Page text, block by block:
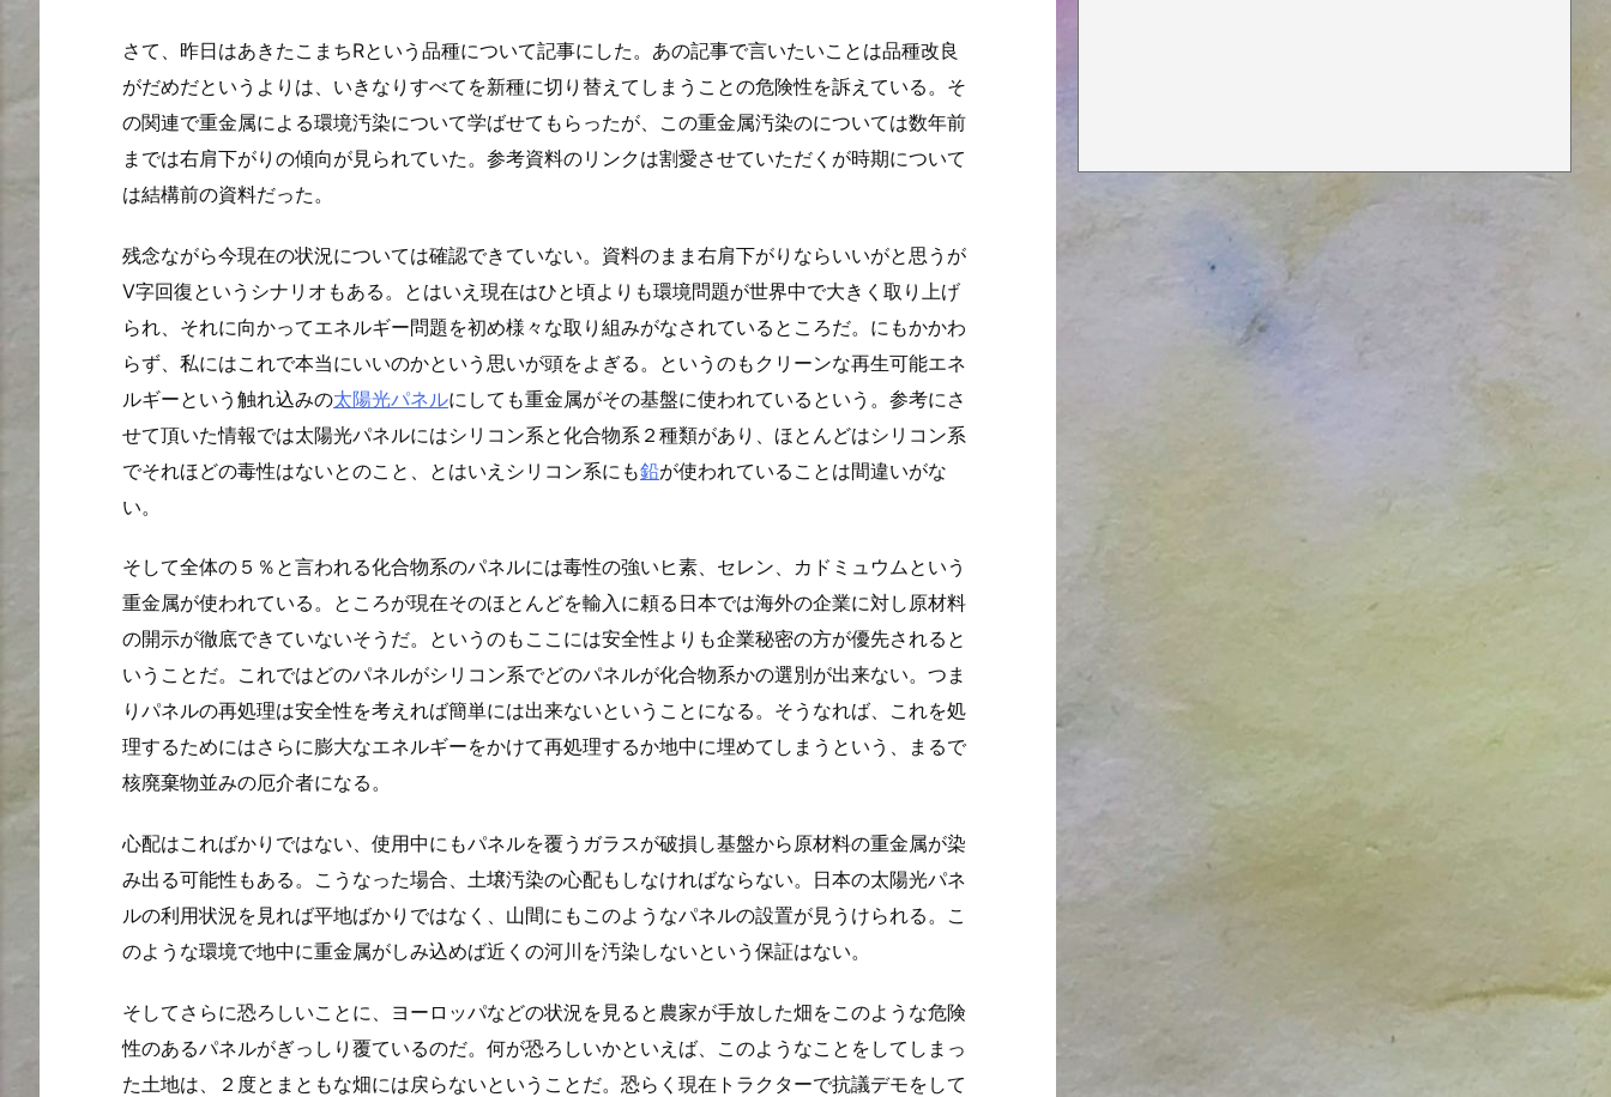
さて、昨日はあきたこまちRという品種について記事にした。あの記事で言いたいことは品種改良
がだめだというよりは、いきなりすべてを新種に切り替えてしまうことの危険性を訴えている。そ
の関連で重金属による環境汚染について学ばせてもらったが、この重金属汚染のについては数年前
までは右肩下がりの傾向が見られていた。参考資料のリンクは割愛させていただくが時期について
は結構前の資料だった。
残念ながら今現在の状況については確認できていない。資料のまま右肩下がりならいいがと思うが
V字回復というシナリオもある。とはいえ現在はひと頃よりも環境問題が世界中で大きく取り上げ
られ、それに向かってエネルギー問題を初め様々な取り組みがなされているところだ。にもかかわ
らず、私にはこれで本当にいいのかという思いが頭をよぎる。というのもクリーンな再生可能エネ
ルギーという触れ込みの太陽光パネルにしても重金属がその基盤に使われているという。参考にさ
せて頂いた情報では太陽光パネルにはシリコン系と化合物系２種類があり、ほとんどはシリコン系
でそれほどの毒性はないとのこと、とはいえシリコン系にも鉛が使われていることは間違いがな
い。
そして全体の５％と言われる化合物系のパネルには毒性の強いヒ素、セレン、カドミュウムという
重金属が使われている。ところが現在そのほとんどを輸入に頼る日本では海外の企業に対し原材料
の開示が徹底できていないそうだ。というのもここには安全性よりも企業秘密の方が優先されると
いうことだ。これではどのパネルがシリコン系でどのパネルが化合物系かの選別が出来ない。つま
りパネルの再処理は安全性を考えれば簡単には出来ないということになる。そうなれば、これを処
理するためにはさらに膨大なエネルギーをかけて再処理するか地中に埋めてしまうという、まるで
核廃棄物並みの厄介者になる。
心配はこればかりではない、使用中にもパネルを覆うガラスが破損し基盤から原材料の重金属が染
み出る可能性もある。こうなった場合、土壌汚染の心配もしなければならない。日本の太陽光パネ
ルの利用状況を見れば平地ばかりではなく、山間にもこのようなパネルの設置が見うけられる。こ
のような環境で地中に重金属がしみ込めば近くの河川を汚染しないという保証はない。
そしてさらに恐ろしいことに、ヨーロッパなどの状況を見ると農家が手放した畑をこのような危険
性のあるパネルがぎっしり覆ているのだ。何が恐ろしいかといえば、このようなことをしてしまっ
た土地は、２度とまともな畑には戻らないということだ。恐らく現在トラクターで抗議デモをして